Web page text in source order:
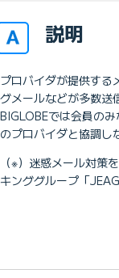
説明
プロバイダが提供する
グメールなどが多数送
BIGLOBEでは会員の
のプロバイダと協調し
（※）迷惑メール対策
キンググループ「